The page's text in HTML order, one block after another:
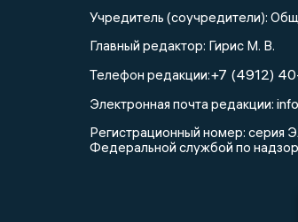
Учредитель (соучредители):
Главный редактор: Гирис М. В.
Телефон редакции:+7 (4912)
Электронная почта редакции:
Регистрационный номер: серия
Федеральной службой по